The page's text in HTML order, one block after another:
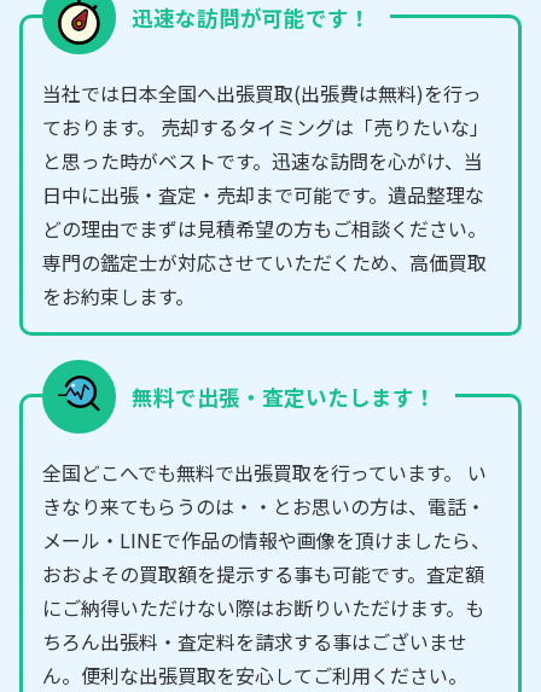
迅速な訪問が可能です！
当社では日本全国へ出張買取(出張費は無料)を行っ
ております。 売却するタイミングは「売りたいな」
と思った時がベストです。迅速な訪問を心がけ、当
日中に出張・査定・売却まで可能です。遺品整理な
どの理由でまずは見積希望の方もご相談ください。
専門の鑑定士が対応させていただくため、高価買取
をお約束します。
無料で出張・査定いたします！
全国どこへでも無料で出張買取を行っています。 い
きなり来てもらうのは・・とお思いの方は、電話・
メール・LINEで作品の情報や画像を頂けましたら、
おおよその買取額を提示する事も可能です。査定額
にご納得いただけない際はお断りいただけます。も
ちろん出張料・査定料を請求する事はございませ
ん。便利な出張買取を安心してご利用ください。